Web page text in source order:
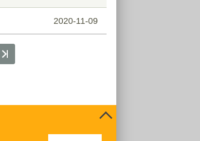
2020-11-09